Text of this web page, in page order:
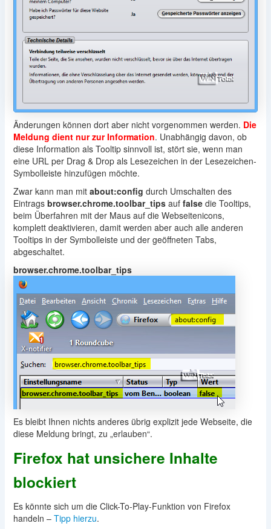
Änderungen können dort aber nicht vorgenommen werden. Die
Meldung dient nur zur Information. Unabhängig davon, ob
diese Information als Tooltip sinnvoll ist, stört sie, wenn man
eine URL per Drag & Drop als Lesezeichen in der Lesezeichen-
Symbolleiste hinzufügen möchte.
Zwar kann man mit about:config durch Umschalten des
Eintrags browser.chrome.toolbar_tipsauf falsedie Tooltips,
beim Überfahren mit der Maus auf die Webseitenicons,
komplett deaktivieren, damit werden aber auch alle anderen
Tooltips in der Symbolleiste und der geöffneten Tabs,
abgeschaltet.
browser.chrome.toolbar_tips
Es bleibt Ihnen nichts anderes übrig explizit jede Webseite, die
diese Meldung bringt, zu „erlauben“.
Firefox hat unsichere Inhalte
blockiert
Es könnte sich um die Click-To-Play-Funktion von Firefox
handeln – Tipp hierzu.